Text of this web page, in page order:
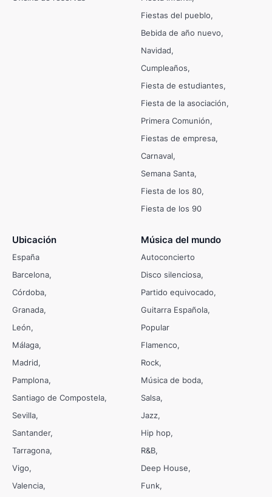
Fiestas del pueblo
Bebida de año nuevo
Navidad
Cumpleaños
Fiesta de estudiantes
Fiesta de la asociación
Primera Comunión
Fiestas de empresa
Carnaval
Semana Santa
Fiesta de los 80
Fiesta de los 90
Ubicación
España
Barcelona
Córdoba
Granada
León
Málaga
Madrid
Pamplona
Santiago de Compostela
Sevilla
Santander
Tarragona
Vigo
Valencia
Música del mundo
Autoconcierto
Disco silenciosa
Partido equivocado
Guitarra Española
Popular
Flamenco
Rock
Música de boda
Salsa
Jazz
Hip hop
R&B
Deep House
Funk